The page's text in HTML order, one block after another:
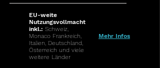
EU-weite
Nutzungsvollmacht
inkl.: Schweiz,
Monaco Frankreich,
Italien, Deutschland,
Österreich und viele
weitere Länder
Mehr Infos